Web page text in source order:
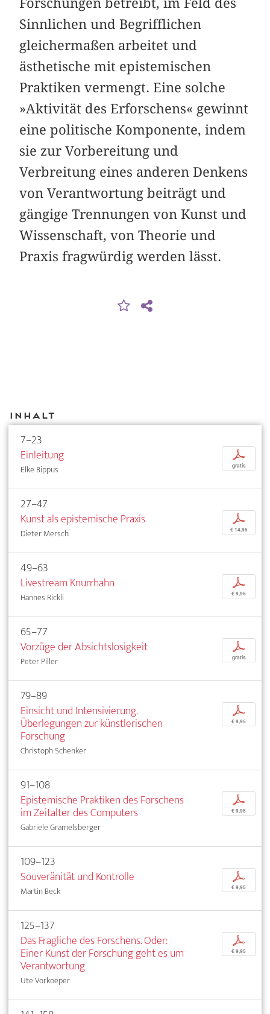
Sinnlichen und Begrifflichen
gleichermaßen arbeitet und
ästhetische mit epistemischen
Praktiken vermengt. Eine solche
»Aktivität des Erforschens« gewinnt
eine politische Komponente, indem
sie zur Vorbereitung und
Verbreitung eines anderen Denkens
von Verantwortung beiträgt und
gängige Trennungen von Kunst und
Wissenschaft, von Theorie und
Praxis fragwürdig werden lässt.
Inhalt
7–23
Einleitung
Elke Bippus
p
gratis
27–47
Kunst als epistemische Praxis
Dieter Mersch
p
€ 14,95
49–63
Livestream Knurrhahn
Hannes Rickli
p
€ 9,95
65–77
Vorzüge der Absichtslosigkeit
Peter Piller
p
gratis
79–89
Einsicht und Intensivierung.
Überlegungen zur künstlerischen
Forschung
Christoph Schenker
p
€ 9,95
91–108
Epistemische Praktiken des Forschens
im Zeitalter des Computers
Gabriele Gramelsberger
p
€ 9,95
109–123
Souveränität und Kontrolle
Martin Beck
p
€ 9,95
125–137
Das Fragliche des Forschens. Oder:
Einer Kunst der Forschung geht es um
Verantwortung
Ute Vorkoeper
p
€ 9,95